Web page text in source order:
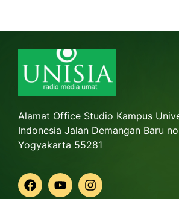
Alamat Office Studio Kampus
Indonesia Jalan Demangan Baru
Yogyakarta 55281